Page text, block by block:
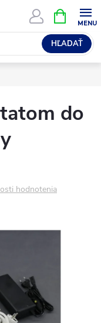
HĽADAŤ
KOŠÍK
do
hodnotenia